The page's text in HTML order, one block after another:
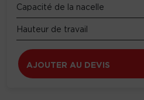
Capacité de la nacelle
Hauteur de travail
AJOUTER AU DEVIS